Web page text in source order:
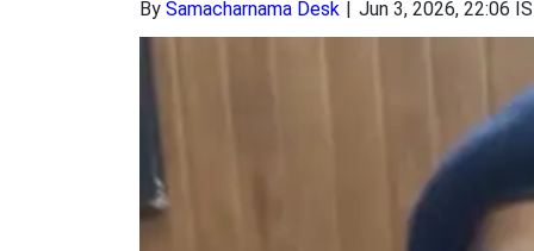
By Samacharnama Desk Jun 3, 2026, 22:06